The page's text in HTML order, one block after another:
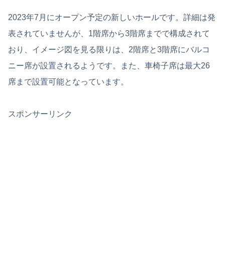
2023年7月にオープン予定の新しいホールです。詳細は発
表されていませんが、1階席から3階席までで構成されて
おり、イメージ図を見る限りは、2階席と3階席にバルコ
ニー席が設置されるようです。また、車椅子席は最大26
席まで設置可能となっています。
スポンサーリンク